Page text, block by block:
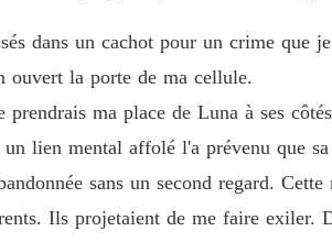
une cabane poussiéreuse, j'ai surpris la
dans l'obscurité, ne ressentant rien. Pas de
mon exil, un message secret m'est
dans un cachot pour un crime
ouvert la porte de ma cellule.
prendrais ma place de Luna à ses
lien mental affolé l'a prévenu que
sans un second regard.
Ils projetaient de me faire exiler.